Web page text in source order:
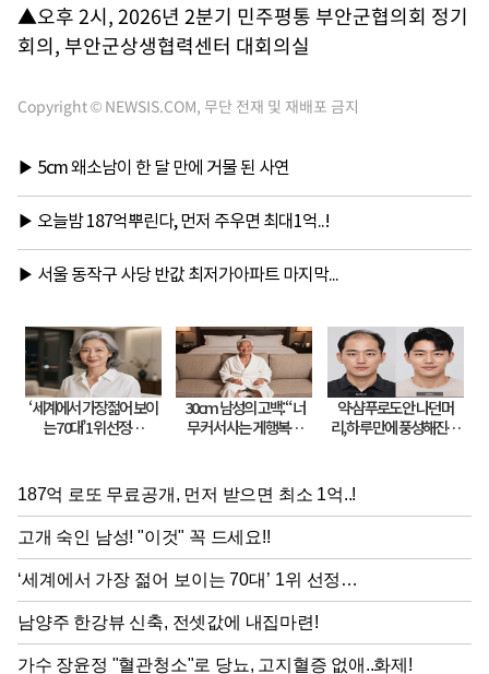
▲오후 2시, 2026년 2분기 민주평통 부안군협의회 정기
회의, 부안군상생협력센터 대회의실
Copyright © NEWSIS.COM, 무단 전재 및 재배포 금지